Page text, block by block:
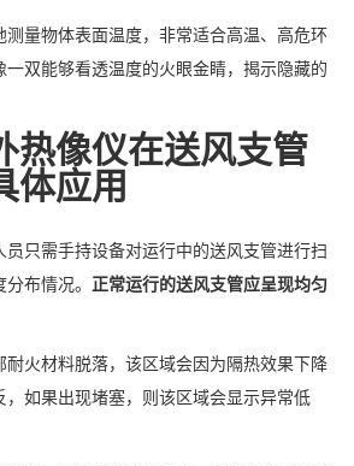
测量物体表面温度，非常适合高温、高危环
一双能够看透温度的火眼金睛，揭示隐藏的
热像仪在送风支管
体应用
员只需手持设备对运行中的送风支管进行扫
布情况。 正常运行的送风支管应呈现均匀
耐火材料脱落，该区域会因为隔热效果下降
，如果出现堵塞，则该区域会显示异常低